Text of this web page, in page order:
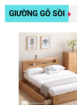
GIƯỜNG GỖ SỒI